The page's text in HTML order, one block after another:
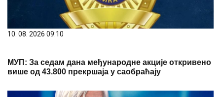
10. 08. 2026 09:10
МУП: За седам дана међународне акције откривено
више од 43.800 прекршаја у саобраћају